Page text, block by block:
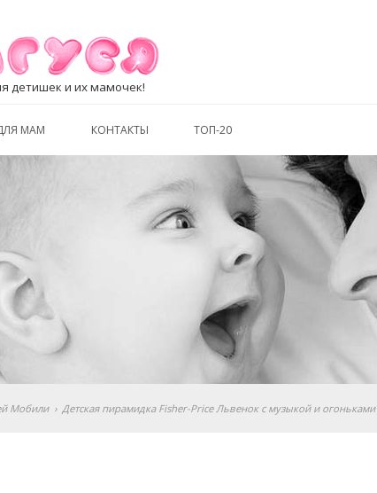
детишек и их мамочек!
МАМ КОНТАКТЫ ТОП-20
Мобили › Детская пирамидка Fisher-Price Львенок с музыкой и огоньками